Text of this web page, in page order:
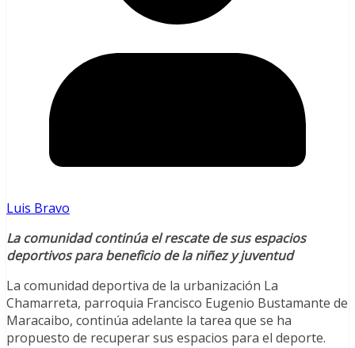
Luis Bravo
La comunidad continúa el rescate de sus espacios
deportivos para beneficio de la niñez y juventud
La comunidad deportiva de la urbanización La
Chamarreta, parroquia Francisco Eugenio Bustamante de
Maracaibo, continúa adelante la tarea que se ha
propuesto de recuperar sus espacios para el deporte.